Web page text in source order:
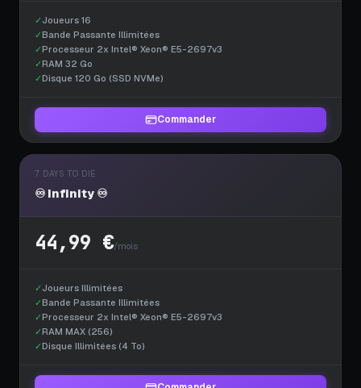
✓ Joueurs 16
✓Bande Passante Illimitées
✓Processeur 2x Intel® Xeon® E5-2697v3
✓RAM 32 Go
✓Disque 120 Go (SSD NVMe)
Commander
7 DAYS TO DIE
♾️ Infinity ♾️
44,99 €/mois
✓ Joueurs Illimitées
✓Bande Passante Illimitées
✓Processeur 2x Intel® Xeon® E5-2697v3
✓RAM MAX (256)
✓Disque Illimitées (4 To)